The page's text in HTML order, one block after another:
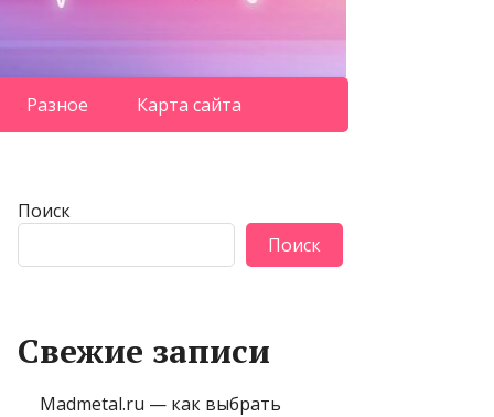
Разное Карта сайта
Поиск
Поиск
Свежие записи
Madmetal.ru — как выбрать